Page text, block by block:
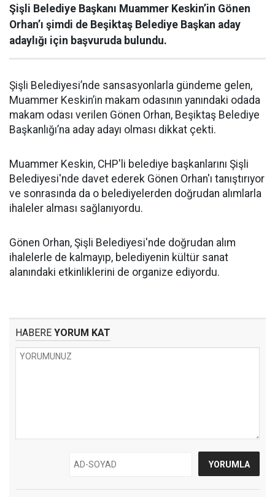
Şişli Belediye Başkanı Muammer Keskin’in Gönen
Orhan’ı şimdi de Beşiktaş Belediye Başkan aday
adaylığı için başvuruda bulundu.
Şişli Belediyesi’nde sansasyonlarla gündeme gelen,
Muammer Keskin’in makam odasının yanındaki odada
makam odası verilen Gönen Orhan, Beşiktaş Belediye
Başkanlığı’na aday adayı olması dikkat çekti.
Muammer Keskin, CHP'li belediye başkanlarını Şişli
Belediyesi'nde davet ederek Gönen Orhan'ı tanıştırıyor
ve sonrasında da o belediyelerden doğrudan alımlarla
ihaleler alması sağlanıyordu.
Gönen Orhan, Şişli Belediyesi'nde doğrudan alım
ihalelerle de kalmayıp, belediyenin kültür sanat
alanındaki etkinliklerini de organize ediyordu.
HABERE YORUM KAT